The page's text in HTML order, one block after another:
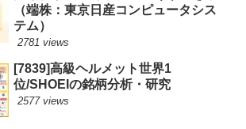
（端株：東京日産コンピュータシス
テム）
2781 views
[7839]高級ヘルメット世界1
位/SHOEIの銘柄分析・研究
2577 views